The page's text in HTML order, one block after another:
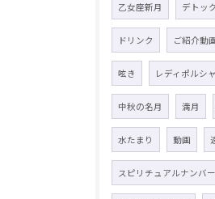
乙女座新月 デトッ
ドリンク ご紹介動
呟き レディポルシャ
中秋の名月 満月
水たまり 動画
スピリチュアルナンバー